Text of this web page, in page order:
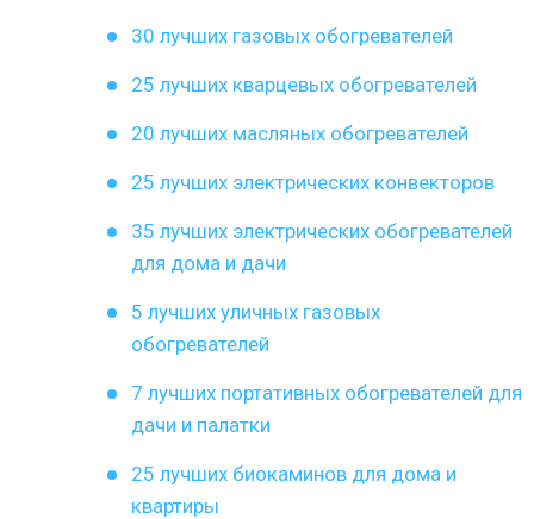
30 лучших газовых обогревателей
25 лучших кварцевых обогревателей
20 лучших масляных обогревателей
25 лучших электрических конвекторов
35 лучших электрических обогревателей
для дома и дачи
5 лучших уличных газовых
обогревателей
7 лучших портативных обогревателей для
дачи и палатки
25 лучших биокаминов для дома и
квартиры